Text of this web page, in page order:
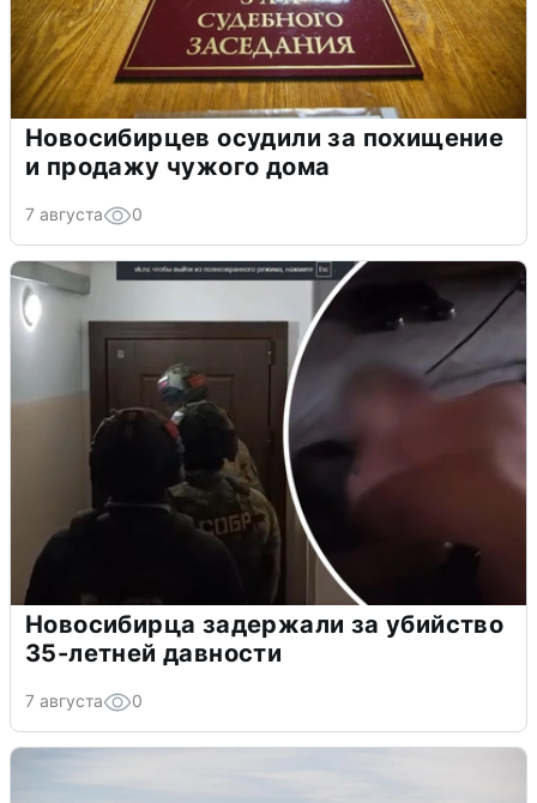
Новосибирцев осудили за похищение
и продажу чужого дома
7 августа 0
Новосибирца задержали за убийство
35-летней давности
7 августа 0